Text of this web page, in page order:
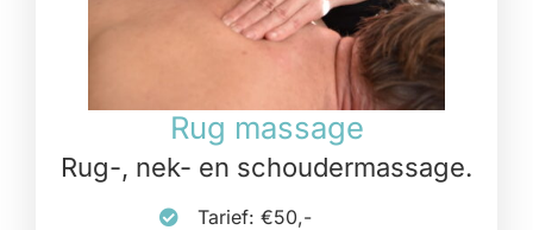
Rug massage
Rug-, nek- en schoudermassage.
Tarief: €50,-